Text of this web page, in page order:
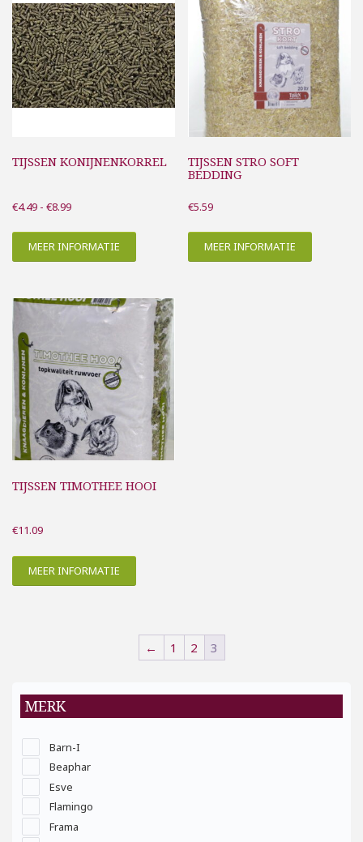
TIJSSEN KONIJNENKORREL
€4.49 - €8.99Prijsklasse:
tot
€8.99
MEER INFORMATIE
TIJSSEN STRO SOFT
BEDDING
€5.59
MEER INFORMATIE
TIJSSEN TIMOTHEE HOOI
€11.09
MEER INFORMATIE
← 1 2 3
MERK
Barn-I
Beaphar
Esve
Flamingo
Frama